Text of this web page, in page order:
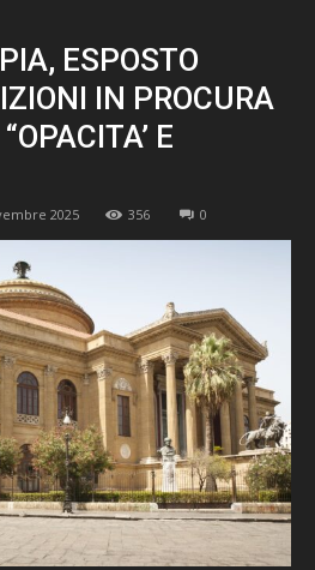
ESPOSTO
IN PROCURA
E
2025 356 0